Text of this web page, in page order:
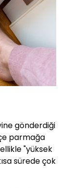
gönderdiği
parmağa
"yüksek
sürede çok